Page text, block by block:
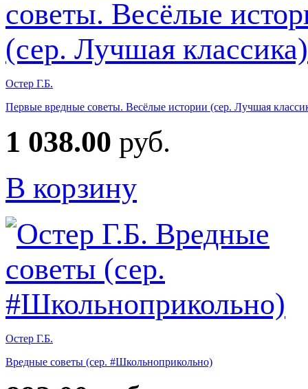
Остер Г.Б.
Первые вредные советы. Весёлые истории (сер. Лучшая
1 038.00 руб.
В корзину
Остер Г.Б.
Вредные советы (сер. #Школьноприкольно)